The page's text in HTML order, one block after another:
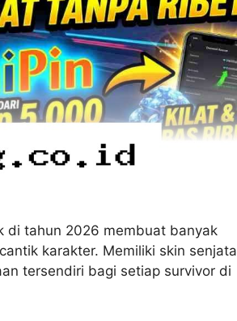
di tahun 2026 membuat banyak
karakter. Memiliki skin senjata
tersendiri bagi setiap survivor di